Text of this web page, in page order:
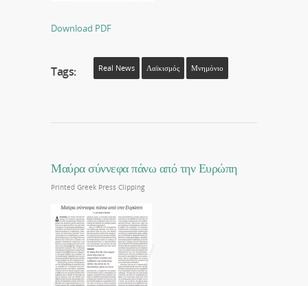
Download PDF
Tags: Real News Λαϊκισμός Μνημόνιο
Μαύρα σύννεφα πάνω από την Ευρώπη
Printed Greek Press Clipping